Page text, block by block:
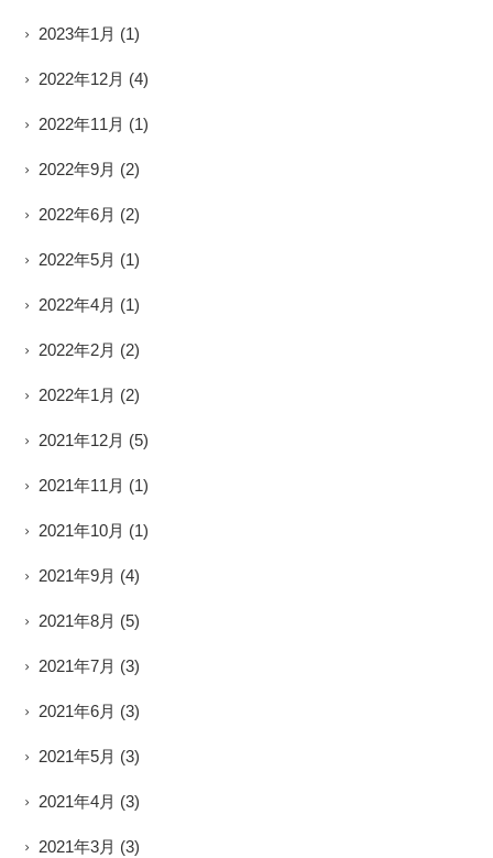
2023年1月 (1)
2022年12月 (4)
2022年11月 (1)
2022年9月 (2)
2022年6月 (2)
2022年5月 (1)
2022年4月 (1)
2022年2月 (2)
2022年1月 (2)
2021年12月 (5)
2021年11月 (1)
2021年10月 (1)
2021年9月 (4)
2021年8月 (5)
2021年7月 (3)
2021年6月 (3)
2021年5月 (3)
2021年4月 (3)
2021年3月 (3)